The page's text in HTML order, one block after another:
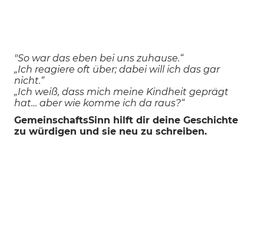
"So war das eben bei uns zuhause.“
„Ich reagiere oft über; dabei will ich das gar
nicht.“
„Ich weiß, dass mich meine Kindheit geprägt
hat… aber wie komme ich da raus?“
GemeinschaftsSinn hilft dir deine Geschichte
zu würdigen und sie neu zu schreiben.